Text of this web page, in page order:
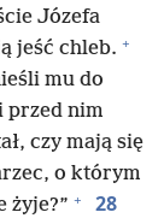
Józefa
jeść chleb. +
mu do
przed nim
czy mają się
o którym
żyje?” + 28